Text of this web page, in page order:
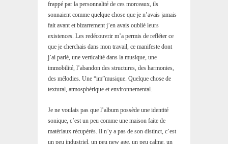
frappé par la personnalité de ces morceaux, ils
sonnaient comme quelque chose que je n’avais jamais
fait avant et bizarrement j’en avais oublié leurs
existences. Les redécouvrir m’a permis de refléter ce
que je cherchais dans mon travail, ce manifeste dont
j’ai parlé, une verticalité dans la musique, une
immobilité, l’abandon des structures, des harmonies,
des mélodies. Une “im”musique. Quelque chose de
textural, atmosphérique et environnemental.
Je ne voulais pas que l’album possède une identité
sonique, c’est un peu comme une maison faite de
matériaux récupérés. Il n’y a pas de son distinct, c’est
un peu industriel, un peu new age, un peu calme, un